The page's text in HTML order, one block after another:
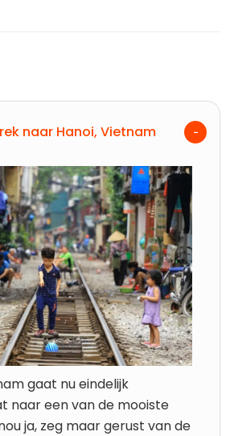
naar Hanoi, Vietnam
gaat nu eindelijk
naar een van de mooiste
ja, zeg maar gerust van de